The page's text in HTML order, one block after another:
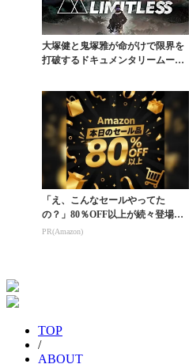
大塚健と鬼塚雅が命がけで限界を
打破するドキュメンタリームービ
「え、こんなセールやってた
の？」80％OFF以上が続々登場！
Amazonの本気が...
PR(Amazon)
TOP
/
ABOUT